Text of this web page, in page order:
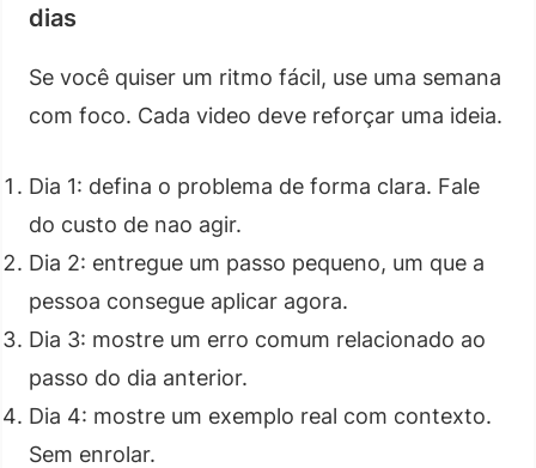
dias
Se você quiser um ritmo fácil, use uma semana
com foco. Cada video deve reforçar uma ideia.
Dia 1: defina o problema de forma clara. Fale
do custo de nao agir.
Dia 2: entregue um passo pequeno, um que a
pessoa consegue aplicar agora.
Dia 3: mostre um erro comum relacionado ao
passo do dia anterior.
Dia 4: mostre um exemplo real com contexto.
Sem enrolar.